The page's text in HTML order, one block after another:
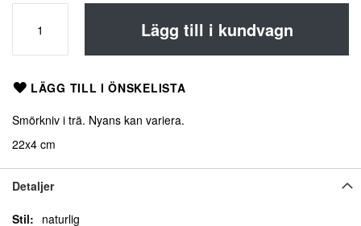
Lägg till i kundvagn
LÄGG TILL I ÖNSKELISTA
Smörkniv i trä. Nyans kan variera.
22x4 cm
Detaljer
Detaljernaturlig